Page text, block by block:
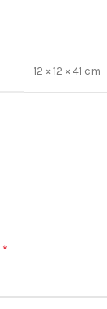
12 × 12 × 41 cm
*